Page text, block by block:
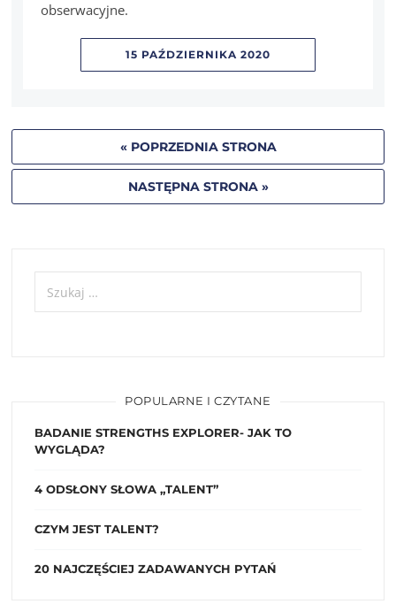
obserwacyjne.
15 PAŹDZIERNIKA 2020
« POPRZEDNIA STRONA
NASTĘPNA STRONA »
POPULARNE I CZYTANE
BADANIE STRENGTHS EXPLORER- JAK TO
WYGLĄDA?
4 ODSŁONY SŁOWA „TALENT”
CZYM JEST TALENT?
20 NAJCZĘŚCIEJ ZADAWANYCH PYTAŃ